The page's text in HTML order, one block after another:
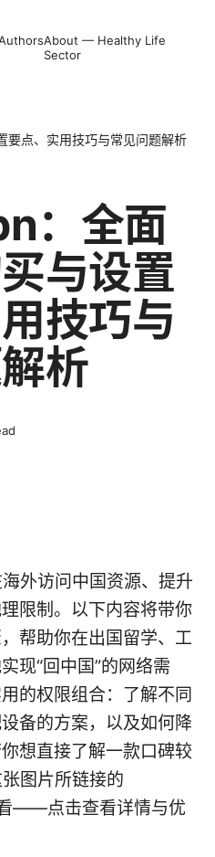
About — Healthy Life
Sector
要点、实用技巧与常见问题解析
：全面
与设置
技巧与
析
外访问中国资源、提升
限制。以下内容将带你
帮助你在出国留学、工
现“回中国”的网络需
的权限组合：了解不同
备的方案，以及如何降
想直接了解一款口碑较
图片所链接的
——点击查看详情与优